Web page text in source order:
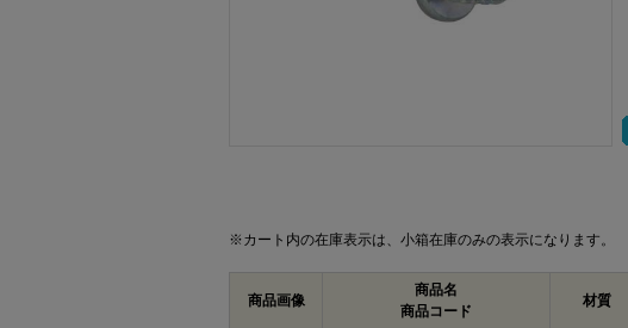
※カート内の在庫表示は、小箱在庫のみの表示になります。
商品画像
商品名
商品コード
材質